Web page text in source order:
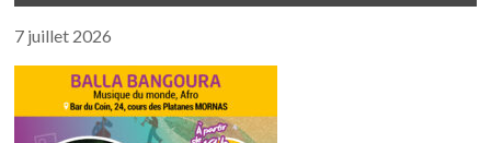
7 juillet 2026